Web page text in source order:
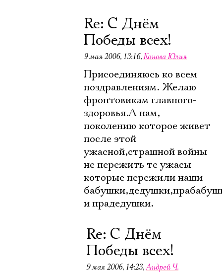
Re: С Днём
Победы всех!
9 мая 2006, 13:16,Конова Юлия
Присоединяюсь ко всем
поздравлениям. Желаю
фронтовикам главного-
здоровья.А нам,
поколению которое живет
после этой
ужасной,страшной войны
не пережить те ужасы
которые пережили наши
и прадедушки.
Re: С Днём
Победы всех!
9 мая 2006, 14:23,Андрей Ч.